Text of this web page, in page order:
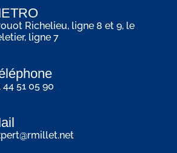
Richelieu, ligne 8 et 9, le
ligne 7
44 51 05 90